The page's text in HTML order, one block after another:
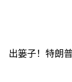
出篓子！特朗